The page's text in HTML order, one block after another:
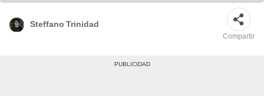
Steffano Trinidad
Compartir